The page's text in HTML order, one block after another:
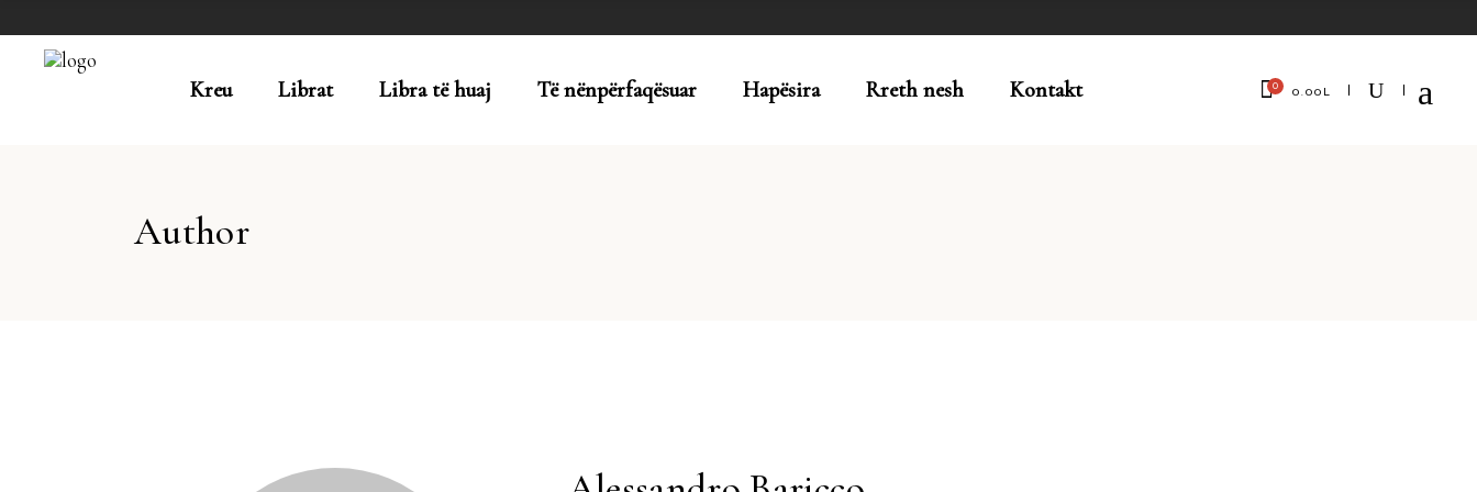
Kreu Librat Libra të huaj Të nënpërfaqësuar Hapësira Rreth nesh Kontakt 0 0.00 L
Author